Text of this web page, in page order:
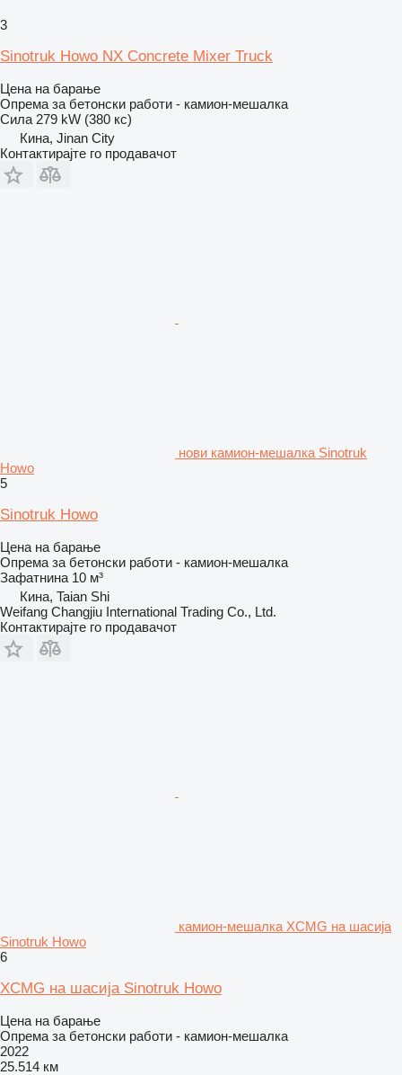
3
Sinotruk Howo NX Concrete Mixer Truck
Цена на барање
Опрема за бетонски работи - камион-мешалка
Сила 279 kW (380 кс)
Кина, Jinan City
Контактирајте го продавачот
нови камион-мешалка Sinotruk
Howo
5
Sinotruk Howo
Цена на барање
Опрема за бетонски работи - камион-мешалка
Зафатнина 10 м³
Кина, Taian Shi
Weifang Changjiu International Trading Co., Ltd.
Контактирајте го продавачот
камион-мешалка XCMG на шасија
Sinotruk Howo
6
XCMG на шасија Sinotruk Howo
Цена на барање
Опрема за бетонски работи - камион-мешалка
2022
25.514 км